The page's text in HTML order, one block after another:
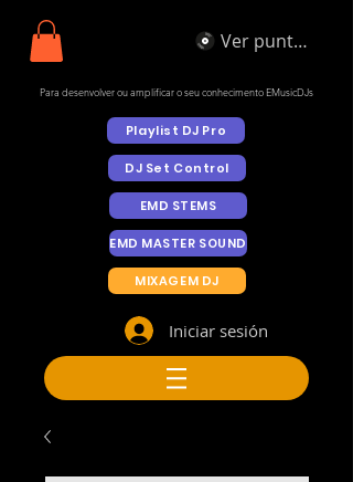
Ver puntos
Para desenvolver ou amplificar o seu conhecimento EMusicDJs
Playlist DJ Pro
DJ Set Control
EMD STEMS
EMD MASTER SOUND
MIXAGEM DJ
Iniciar sesión